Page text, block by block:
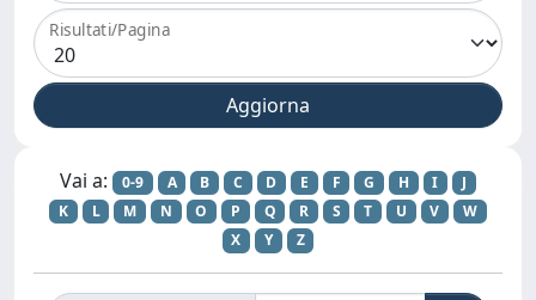
Risultati/Pagina
Vai a: 0-9 A B C D E F G H I
J
K
L M N O P Q R S T U V
W
X
Y Z